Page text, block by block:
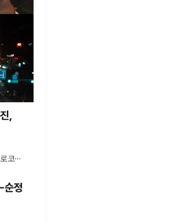
,
순정